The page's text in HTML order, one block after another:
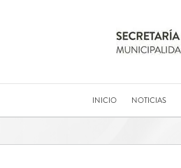
INICIO NOTICIAS